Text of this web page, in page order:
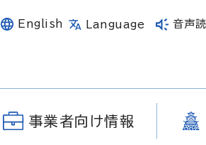
English Language 音声
事業者向け情報